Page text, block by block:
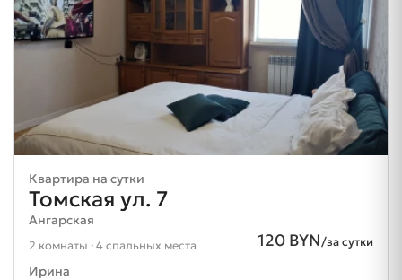
Квартира на сутки
Томская ул. 7
Ангарская
120 BYN/за сутки
2 комнаты · 4 спальных места
Ирина